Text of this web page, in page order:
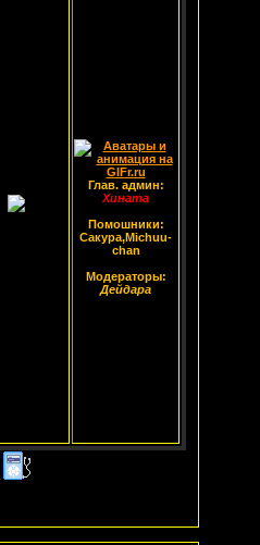
Глав. админ:
Хината
Помошники:
Сакура,Michuu-
chan
Модераторы:
Дейдара